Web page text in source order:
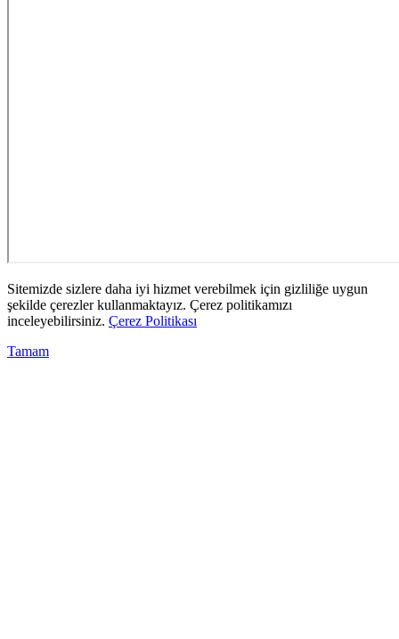
Sitemizde sizlere daha iyi hizmet verebilmek için gizliliğe uygun
şekilde çerezler kullanmaktayız. Çerez politikamızı
inceleyebilirsiniz. Çerez Politikası
Tamam